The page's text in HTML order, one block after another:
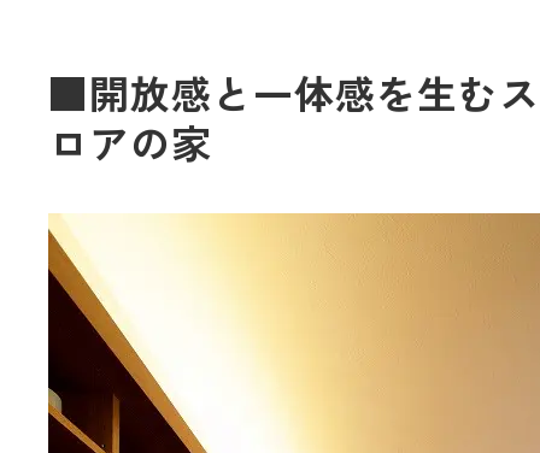
■開放感と一体感を生む
ロアの家